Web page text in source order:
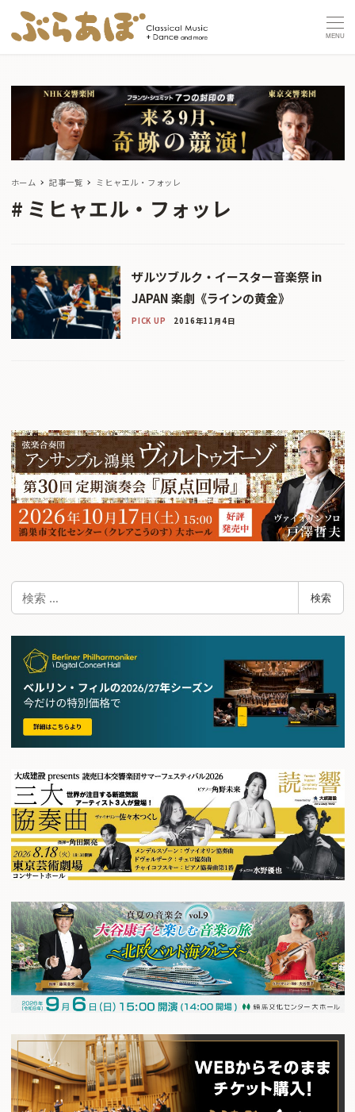
MENU
ホーム 記事一覧 ミヒャエル・フォッレ
ミヒャエル・フォッレ
ザルツブルク・イースター音楽祭 in
JAPAN 楽劇《ラインの黄金》
PICK UP 2016年11月4日
検
索
検索